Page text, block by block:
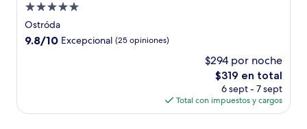
Propiedad
de
5.0
Ostróda
9.8
9.8/10 Excepcional (25 opiniones)
$294 por noche
El
precio
actual
es
$319 en total
6 sept - 7 sept
Total con impuestos y cargos